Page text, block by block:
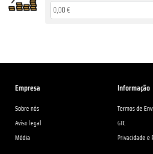
Empresa
Sobre nós
Aviso legal
Média
Informação
Termos de
GTC
Privacidade e